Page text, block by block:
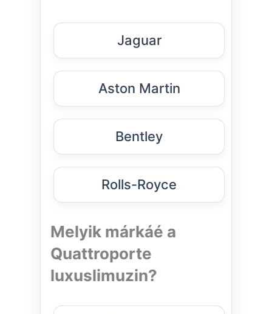
Jaguar
Aston Martin
Bentley
Rolls-Royce
Melyik márkáé a
Quattroporte
luxuslimuzin?